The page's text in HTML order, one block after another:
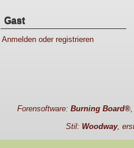
Gast
Anmelden oder registrieren
Forensoftware: Burning Board®,
Stil: Woodway,